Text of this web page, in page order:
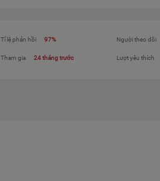
Tỉ lệ phản hồi 97%
Tham gia 24 tháng trước
Người theo dõi
Lượt yêu thích